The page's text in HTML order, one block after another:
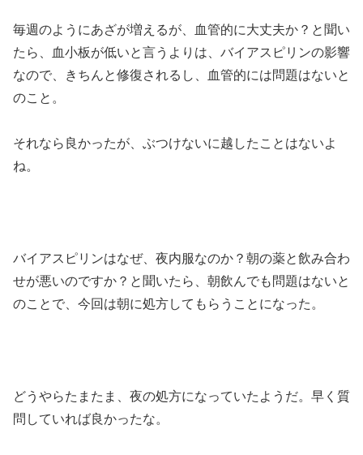
毎週のようにあざが増えるが、血管的に大丈夫か？と聞い
たら、血小板が低いと言うよりは、バイアスピリンの影響
なので、きちんと修復されるし、血管的には問題はないと
のこと。
それなら良かったが、ぶつけないに越したことはないよ
ね。
バイアスピリンはなぜ、夜内服なのか？朝の薬と飲み合わ
せが悪いのですか？と聞いたら、朝飲んでも問題はないと
のことで、今回は朝に処方してもらうことになった。
どうやらたまたま、夜の処方になっていたようだ。早く質
問していれば良かったな。